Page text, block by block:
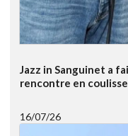
Jazz in Sanguinet a
rencontre en
16/07/26